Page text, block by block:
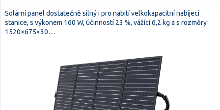
Solární panel dostatečně silný i pro nabití velkokapacitní nabijecí
stanice, s výkonem 160 W, účinností 23 %, vážící 6,2 kg a s rozměry
1520×675×30…